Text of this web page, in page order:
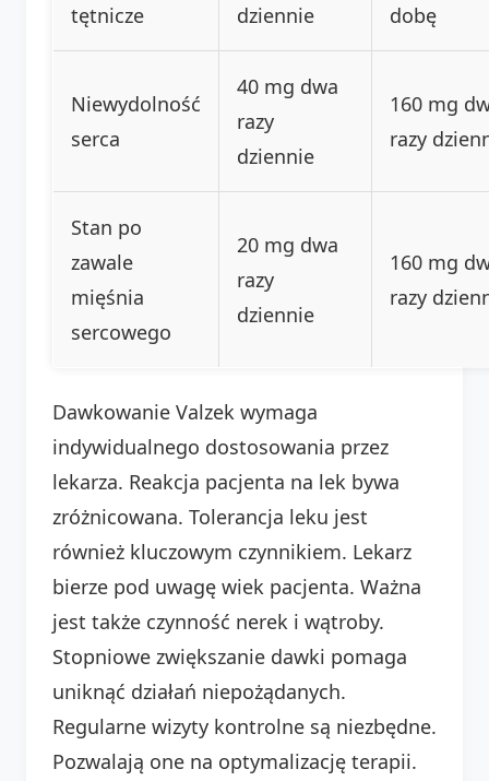
tętnicze
dziennie
dobę
Niewydolność
serca
40 mg dwa
razy
dziennie
160 mg
razy
Stan po
zawale
mięśnia
sercowego
20 mg dwa
razy
dziennie
160 mg
razy
Dawkowanie Valzek wymaga
indywidualnego dostosowania przez
lekarza. Reakcja pacjenta na lek bywa
zróżnicowana. Tolerancja leku jest
również kluczowym czynnikiem. Lekarz
bierze pod uwagę wiek pacjenta. Ważna
jest także czynność nerek i wątroby.
Stopniowe zwiększanie dawki pomaga
uniknąć działań niepożądanych.
Regularne wizyty kontrolne są niezbędne.
Pozwalają one na optymalizację terapii.